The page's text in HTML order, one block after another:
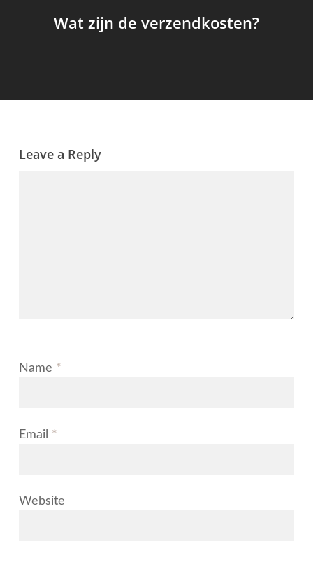
Wat zijn de verzendkosten?
Leave a Reply
Name *
Email *
Website